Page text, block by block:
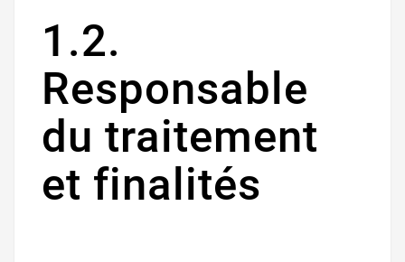
1.2.
Responsable
du traitement
et finalités